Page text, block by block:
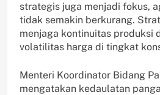
strategis juga menjadi fokus,
tidak semakin berkurang.
menjaga kontinuitas produksi
volatilitas harga di tingkat
Menteri Koordinator Bidang
mengatakan kedaulatan